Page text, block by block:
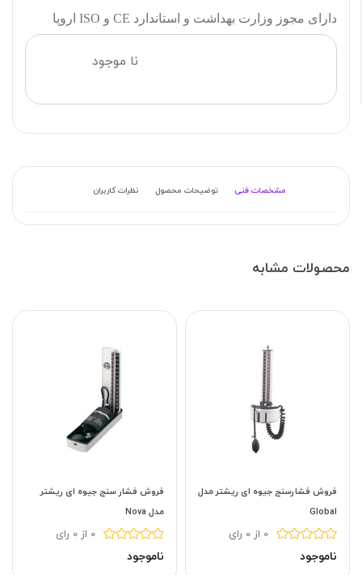
دارای مجوز وزارت بهداشت و استاندارد CE و ISO اروپا
نا موجود
مشخصات فنی توضیحات محصول نظرات کاربران
محصولات مشابه
فروش فشارسنج جیوه ای ریشتر مدل
Global
0 از 0 رای
ناموجود
فروش فشار سنج جیوه ای ریشتر
مدل Nova
0 از 0 رای
ناموجود